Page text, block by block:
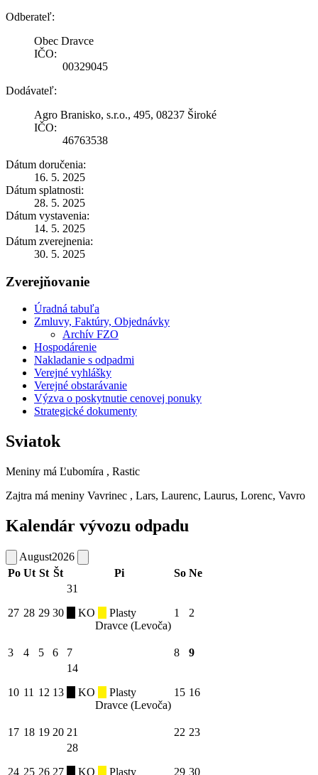
Odberateľ:
Obec Dravce
IČO:
00329045
Dodávateľ:
Agro Branisko, s.r.o., 495, 08237 Široké
IČO:
46763538
Dátum doručenia:
16. 5. 2025
Dátum splatnosti:
28. 5. 2025
Dátum vystavenia:
14. 5. 2025
Dátum zverejnenia:
30. 5. 2025
Zverejňovanie
Úradná tabuľa
Zmluvy, Faktúry, Objednávky
Archív FZO
Hospodárenie
Nakladanie s odpadmi
Verejné vyhlášky
Verejné obstarávanie
Výzva o poskytnutie cenovej ponuky
Strategické dokumenty
Sviatok
Meniny má Ľubomíra , Rastic
Zajtra má meniny Vavrinec , Lars, Laurenc, Laurus, Lorenc, Vavro
Kalendár vývozu odpadu
August2026
Po Ut St Št Pi So Ne
27 28 29 30
31
KO
Plasty
Dravce (Levoča)
1 2
3 4 5 6 7 8 9
10 11 12 13
14
KO
Plasty
Dravce (Levoča)
15 16
17 18 19 20 21 22 23
24 25 26 27
28
KO
Plasty 29 30